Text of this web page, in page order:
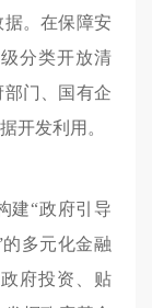
。在保障安
分类开放清
门、国有企
开发利用。
建“政府引导
多元化金融
府投资、贴